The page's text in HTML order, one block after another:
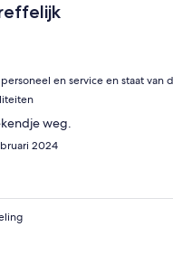
en service en staat van
weg.
2024